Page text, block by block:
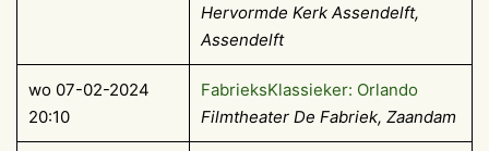
Hervormde Kerk Assendelft,
Assendelft
wo 07-02-2024
20:10
FabrieksKlassieker: Orlando
Filmtheater De Fabriek, Zaandam